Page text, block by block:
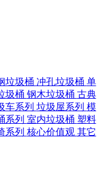
垃圾桶 冲孔垃圾桶 单
圾桶 钢木垃圾桶 古典
车系列 垃圾屋系列 模
系列 室内垃圾桶 塑料
系列 核心价值观 其它